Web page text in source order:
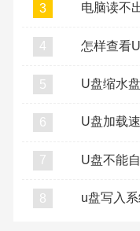
3 电脑读不
4 怎样查看
5
6
7 U盘不能
8